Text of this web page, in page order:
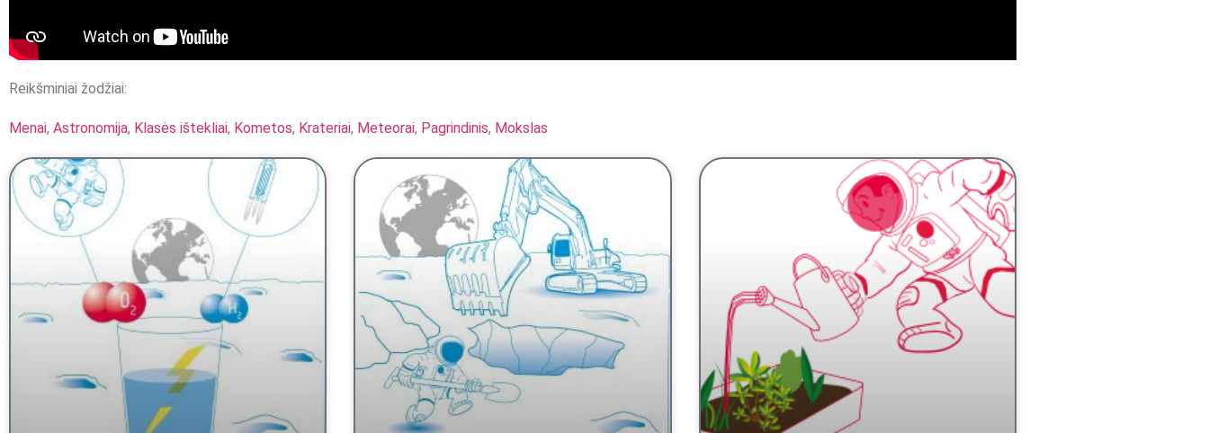
Reikšminiai žodžiai:
Menai, Astronomija, Klasės ištekliai, Kometos, Krateriai, Meteorai, Pagrindinis, Mokslas